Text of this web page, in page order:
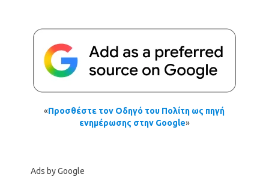
«Προσθέστε τον Οδηγό του Πολίτη ως πηγή
ενημέρωσης στην Google»
Ads by Google